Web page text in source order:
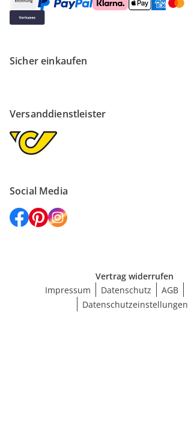
Sicher einkaufen
Versanddienstleister
Social Media
Vertrag widerrufen
Impressum
Datenschutz AGB
Datenschutzeinstellungen